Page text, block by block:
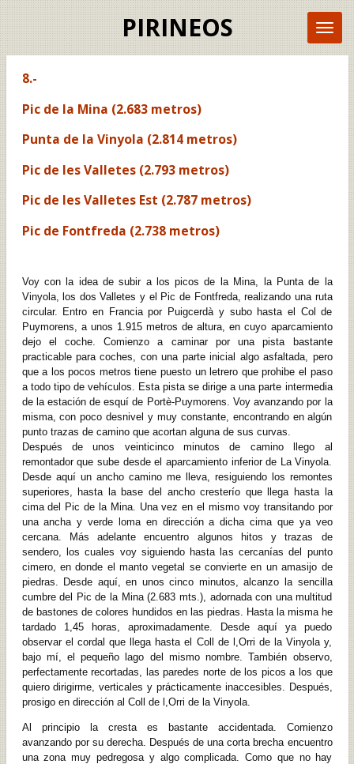
PIRINEOS
8.-
Pic de la Mina (2.683 metros)
Punta de la Vinyola (2.814 metros)
Pic de les Valletes (2.793 metros)
Pic de les Valletes Est (2.787 metros)
Pic de Fontfreda (2.738 metros)
Voy con la idea de subir a los picos de la Mina, la Punta de la
Vinyola, los dos Valletes y el Pic de Fontfreda, realizando una ruta
circular. Entro en Francia por Puigcerdà y subo hasta el Col de
Puymorens, a unos 1.915 metros de altura, en cuyo aparcamiento
dejo el coche. Comienzo a caminar por una pista bastante
practicable para coches, con una parte inicial algo asfaltada, pero
que a los pocos metros tiene puesto un letrero que prohibe el paso
a todo tipo de vehículos. Esta pista se dirige a una parte intermedia
de la estación de esquí de Portè-Puymorens. Voy avanzando por la
misma, con poco desnivel y muy constante, encontrando en algún
punto trazas de camino que acortan alguna de sus curvas.
Después de unos veinticinco minutos de camino llego al
remontador que sube desde el aparcamiento inferior de La Vinyola.
Desde aquí un ancho camino me lleva, resiguiendo los remontes
superiores, hasta la base del ancho cresterío que llega hasta la
cima del Pic de la Mina. Una vez en el mismo voy transitando por
una ancha y verde loma en dirección a dicha cima que ya veo
cercana. Más adelante encuentro algunos hitos y trazas de
sendero, los cuales voy siguiendo hasta las cercanías del punto
cimero, en donde el manto vegetal se convierte en un amasijo de
piedras. Desde aquí, en unos cinco minutos, alcanzo la sencilla
cumbre del Pic de la Mina (2.683 mts.), adornada con una multitud
de bastones de colores hundidos en las piedras. Hasta la misma he
tardado 1,45 horas, aproximadamente. Desde aquí ya puedo
observar el cordal que llega hasta el Coll de l,Orri de la Vinyola y,
bajo mí, el pequeño lago del mismo nombre. También observo,
perfectamente recortadas, las paredes norte de los picos a los que
quiero dirigirme, verticales y prácticamente inaccesibles. Después,
prosigo en dirección al Coll de l,Orri de la Vinyola.
Al principio la cresta es bastante accidentada. Comienzo
avanzando por su derecha. Después de una corta brecha encuentro
una zona muy pedregosa y algo complicada. Como que no hay